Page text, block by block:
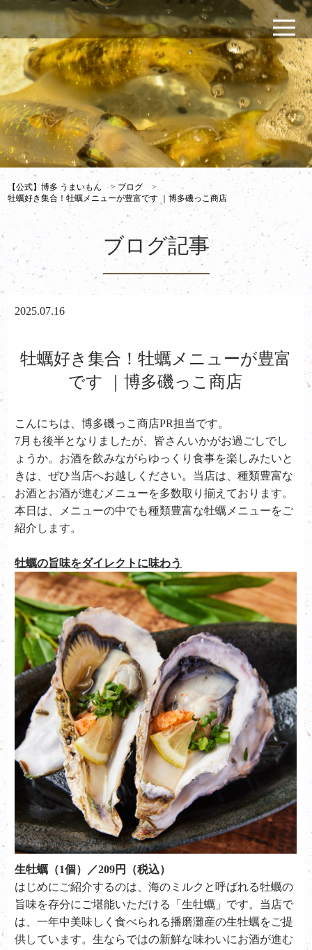
【公式】博多 うまいもん > ブログ
>
牡蠣好き集合！牡蠣メニューが豊富です ｜博多磯っこ商店
ブログ記事
2025.07.16
牡蠣好き集合！牡蠣メニューが豊富
です ｜博多磯っこ商店
こんにちは、博多磯っこ商店PR担当です。
7月も後半となりましたが、皆さんいかがお過ごしでし
ょうか。お酒を飲みながらゆっくり食事を楽しみたいと
きは、ぜひ当店へお越しください。当店は、種類豊富な
お酒とお酒が進むメニューを多数取り揃えております。
本日は、メニューの中でも種類豊富な牡蠣メニューをご
紹介します。
牡蠣の旨味をダイレクトに味わう
生牡蠣（1個）／209円（税込）
はじめにご紹介するのは、海のミルクと呼ばれる牡蠣の
旨味を存分にご堪能いただける「生牡蠣」です。当店で
は、一年中美味しく食べられる播磨灘産の生牡蠣をご提
供しています。生ならではの新鮮な味わいにお酒が進む